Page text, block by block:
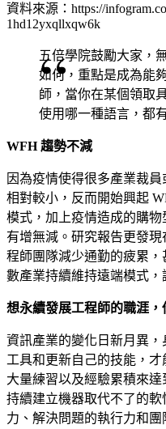
資料來源： https://
1hd12yxqllxqw6k
五倍學院鼓勵大家，
如何，重點是成為能
師，當你在某個領取
使用哪一種語言，都
WFH 趨勢不減
因為疫情使得很多產業裁
相對較小，反而開始興起
模式，加上疫情造成的購
有增無減。研究報告更發
程師團隊減少通勤的疲累
數產業持續維持遠端模式，
想永續發展工程師的職涯
資訊產業的變化日新月異
工具和更新自己的技能，
大量練習以及經驗累積來
持續建立機器取代不了的
力、解決問題的執行力和